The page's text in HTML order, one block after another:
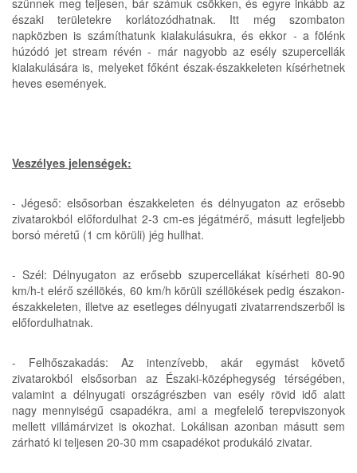
szűnnek meg teljesen, bár számuk csökken, és egyre inkább az
északi területekre korlátozódhatnak. Itt még szombaton
napközben is számíthatunk kialakulásukra, és ekkor - a fölénk
húzódó jet stream révén - már nagyobb az esély szupercellák
kialakulására is, melyeket főként észak-északkeleten kísérhetnek
heves események.
Veszélyes jelenségek:
- Jégeső: elsősorban északkeleten és délnyugaton az erősebb
zivatarokból előfordulhat 2-3 cm-es jégátmérő, másutt legfeljebb
borsó méretű (1 cm körüli) jég hullhat.
- Szél: Délnyugaton az erősebb szupercellákat kísérheti 80-90
km/h-t elérő széllökés, 60 km/h körüli széllökések pedig északon-
északkeleten, illetve az esetleges délnyugati zivatarrendszerből is
előfordulhatnak.
- Felhőszakadás: Az intenzívebb, akár egymást követő
zivatarokból elsősorban az Északi-középhegység térségében,
valamint a délnyugati országrészben van esély rövid idő alatt
nagy mennyiségű csapadékra, ami a megfelelő terepviszonyok
mellett villámárvizet is okozhat. Lokálisan azonban másutt sem
zárható ki teljesen 20-30 mm csapadékot produkáló zivatar.